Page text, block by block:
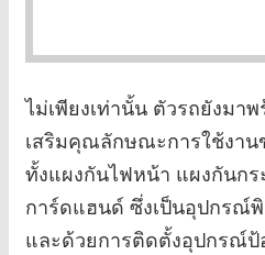
ไม่เพียงเท่านั้น ตัวรถยังม
เสริมคุณลักษณะการใช้งาน
ทั้งแผงกันไฟหน้า แผงกันก
การ์ดแฮนด์ ซึ่งเป็นอุปกรณ์
และด้วยการติดตั้งอุปกรณ์